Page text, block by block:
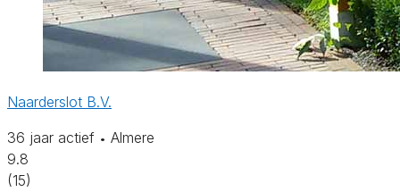
Naarderslot B.V.
36 jaar actief • Almere
9.8
(15)